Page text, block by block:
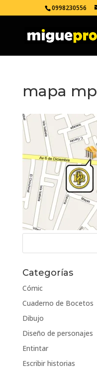
0998230556
mapa mp
Categorías
Cómic
Cuaderno de Bocetos
Dibujo
Diseño de personajes
Entintar
Escribir historias